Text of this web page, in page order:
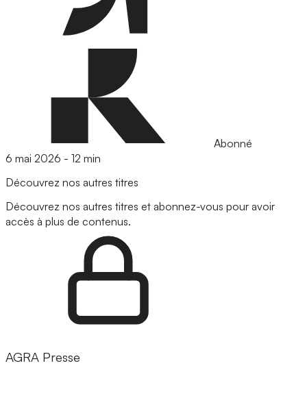
Abonné
6 mai 2026 - 12 min
Découvrez nos autres titres
Découvrez nos autres titres et abonnez-vous pour avoir
accès à plus de contenus.
AGRA Presse